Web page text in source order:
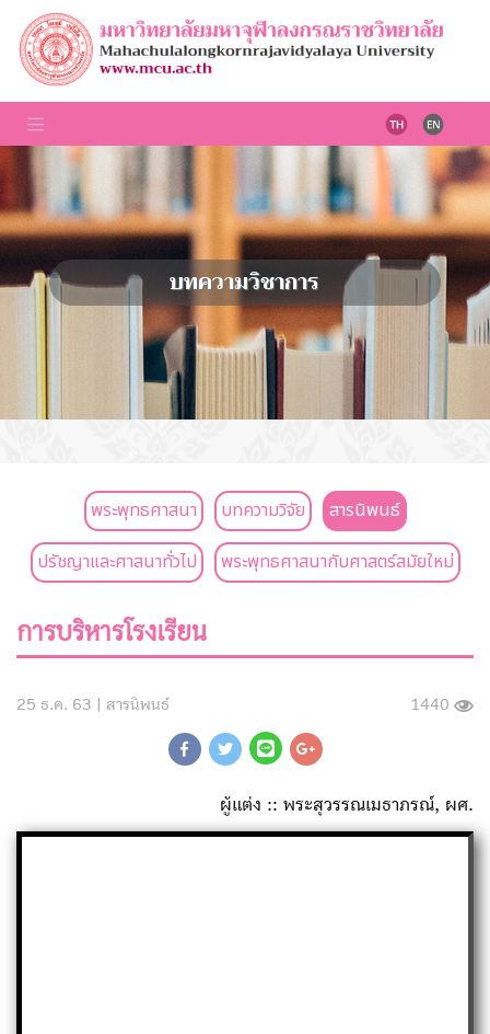
บทความวิชาการ
พระพุทธศาสนา บทความวิจัย
สารนิพนธ์
ปรัชญาและศาสนาทั่วไป
พระพุทธศาสนากับศาสตร์สมัยใหม่
การบริหารโรงเรียน
25 ธ.ค. 63 | สารนิพนธ์ 1440
ผู้แต่ง :: พระสุวรรณเมธาภรณ์, ผศ.